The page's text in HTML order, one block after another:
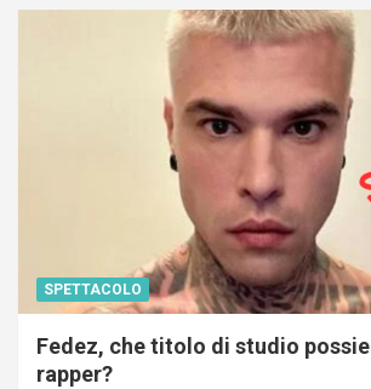
SPETTACOLO
Fedez, che titolo di studio
rapper?